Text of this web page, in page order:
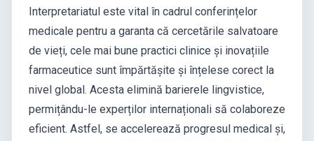
Interpretariatul este vital în cadrul conferințelor
medicale pentru a garanta că cercetările salvatoare
de vieți, cele mai bune practici clinice și inovațiile
farmaceutice sunt împărtășite și înțelese corect la
nivel global. Acesta elimină barierele lingvistice,
permițându-le experților internaționali să colaboreze
eficient. Astfel, se accelerează progresul medical și,